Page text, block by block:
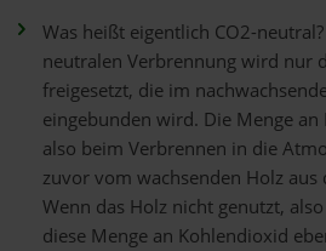
Was heißt eigentlich CO2-
neutralen Verbrennung wird nur
freigesetzt, die im
eingebunden wird. Die Menge an
also beim Verbrennen in die
zuvor vom wachsenden Holz aus
Wenn das Holz nicht genutzt,
diese Menge an Kohlendioxid